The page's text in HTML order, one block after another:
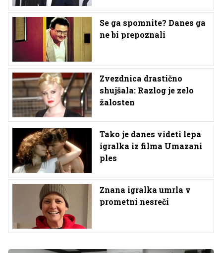
Se ga spomnite? Danes ga
ne bi prepoznali
Zvezdnica drastično
shujšala: Razlog je zelo
žalosten
Tako je danes videti lepa
igralka iz filma Umazani
ples
Znana igralka umrla v
prometni nesreči